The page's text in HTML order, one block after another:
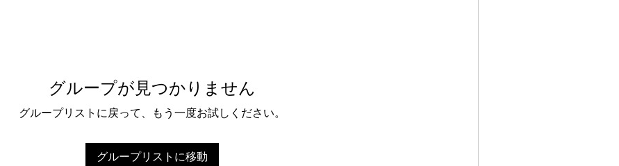
グループが見つかりません
グループリストに戻って、もう一度お試しください。
グループリストに移動